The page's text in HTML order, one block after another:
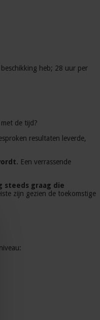
heb; 28 uur per
de tijd?
resultaten leverde,
Een verrassende
steeds graag die
zijn gezien de toekomstige